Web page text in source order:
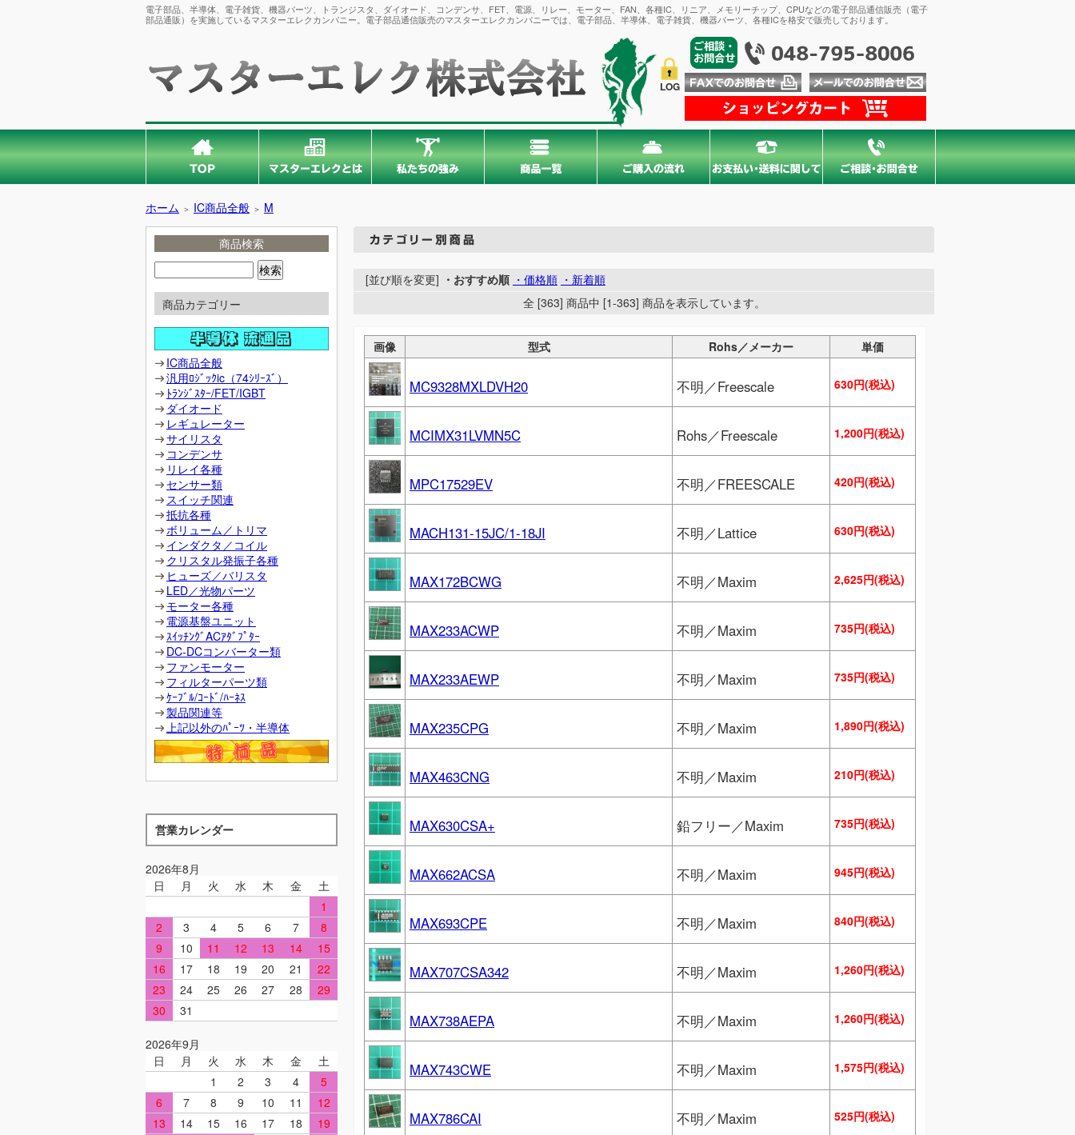
電子部品、半導体、電子雑貨、機器パーツ、トランジスタ、ダイオード、コンデンサ、FET、電源、リレー、モーター、FAN、各種IC、リニア、メモリーチップ、CPUなどの電子部品通信販売（電子
部品通販）を実施しているマスターエレクカンパニー。電子部品通信販売のマスターエレクカンパニーでは、電子部品、半導体、電子雑貨、機器パーツ、各種ICを格安で販売しております。
LOG
ホーム ＞ IC商品全般 ＞ M
商品検索
商品カテゴリー
IC商品全般
汎用ﾛｼﾞｯｸic（74ｼﾘｰｽﾞ）
ﾄﾗﾝｼﾞｽﾀｰ/FET/IGBT
ダイオード
レギュレーター
サイリスタ
コンデンサ
リレイ各種
センサー類
スイッチ関連
抵抗各種
ボリューム／トリマ
インダクタ／コイル
クリスタル発振子各種
ヒューズ／バリスタ
LED／光物パーツ
モーター各種
電源基盤ユニット
ｽｲｯﾁﾝｸﾞACｱﾀﾞﾌﾟﾀｰ
DC-DCコンバーター類
ファンモーター
フィルターパーツ類
ｹｰﾌﾞﾙ/ｺｰﾄﾞ/ﾊｰﾈｽ
製品関連等
上記以外のﾊﾟｰﾂ・半導体
営業カレンダー
2026年8月
日
月 火 水 木 金
土
1
2
3 4 5 6 7
8
9
10 11 12 13 14
15
16
17 18 19 20 21
22
23
24 25 26 27 28
29
30
31
2026年9月
日
月 火 水 木 金
土
1
2 3 4
5
6
7 8 9 10 11
12
13
14 15 16 17 18
19
[並び順を変更] ・おすすめ順 ・価格順 ・新着順
全 [363] 商品中 [1-363] 商品を表示しています。
画像 型式 Rohs／メーカー 単価
MC9328MXLDVH20 不明／Freescale 630円(税込)
MCIMX31LVMN5C Rohs／Freescale 1,200円(税込)
MPC17529EV 不明／FREESCALE 420円(税込)
MACH131-15JC/1-18JI 不明／Lattice 630円(税込)
MAX172BCWG 不明／Maxim 2,625円(税込)
MAX233ACWP 不明／Maxim 735円(税込)
MAX233AEWP 不明／Maxim 735円(税込)
MAX235CPG 不明／Maxim 1,890円(税込)
MAX463CNG 不明／Maxim 210円(税込)
MAX630CSA+ 鉛フリー／Maxim 735円(税込)
MAX662ACSA 不明／Maxim 945円(税込)
MAX693CPE 不明／Maxim 840円(税込)
MAX707CSA342 不明／Maxim 1,260円(税込)
MAX738AEPA 不明／Maxim 1,260円(税込)
MAX743CWE 不明／Maxim 1,575円(税込)
MAX786CAI 不明／Maxim 525円(税込)